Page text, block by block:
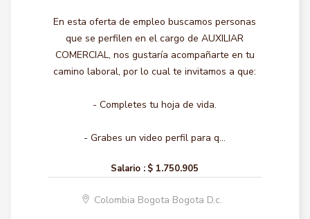
En esta oferta de empleo buscamos personas
que se perfilen en el cargo de AUXILIAR
COMERCIAL, nos gustaría acompañarte en tu
camino laboral, por lo cual te invitamos a que:
- Completes tu hoja de vida.
- Grabes un video perfil para q...
Salario : $ 1.750.905
Colombia Bogota Bogota D.c.